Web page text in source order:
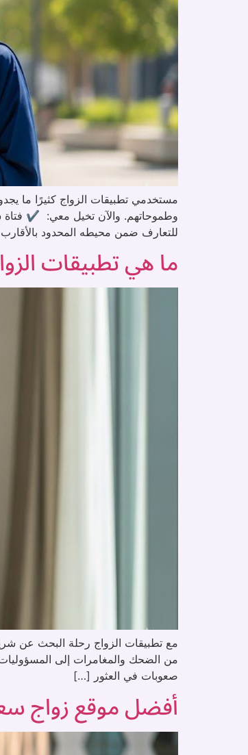
مستخدمي تطبيقات الزواج كثيرًا ما
للتعارف ضمن محيطه المحدود بالأقارب
ما هي تطبيقات
مع تطبيقات الزواج رحلة البحث عن
من الضحك والمغامرات إلى المسؤوليات
صعوبات في العثور […]
أفضل موقع زواج